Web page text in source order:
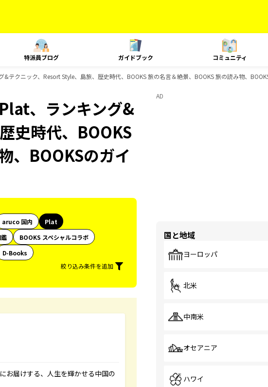
特派員ブログ ガイドブック コミュニティ
テクニック、Resort Style、島旅、歴史時代、BOOKS 旅の名言＆絶景、BOOKS 旅の読み物、
、ランキング&
史時代、BOOKS
、BOOKSのガイ
aruco 国内
Plat
BOOKS スペシャルコラボ
D-Books
絞り込み条件を追加
お届けする、人生を輝かせる中国の
AD
国と地域
ヨーロッパ
北米
中南米
オセアニア
ハワイ